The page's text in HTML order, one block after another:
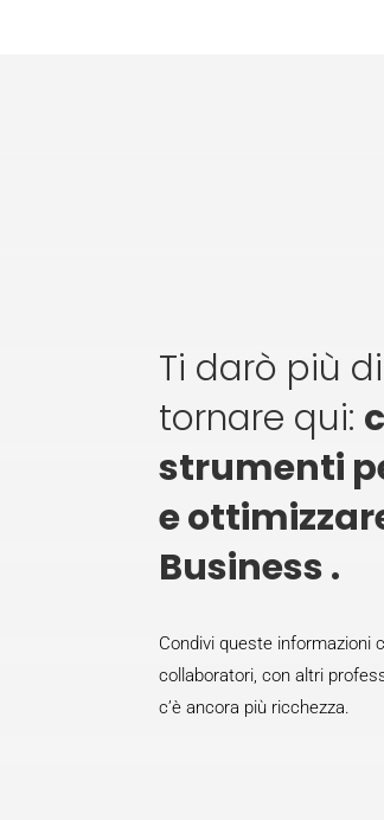
Ti darò più
tornare qui:
strumenti
e
Business .
Condivi queste informazioni
collaboratori, con altri
c’è ancora più ricchezza.